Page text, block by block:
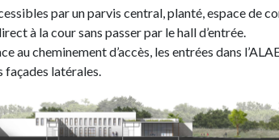
par un parvis central, planté, espace de
à la cour sans passer par le hall d’entrée.
au cheminement d’accès, les entrées dans
façades latérales.